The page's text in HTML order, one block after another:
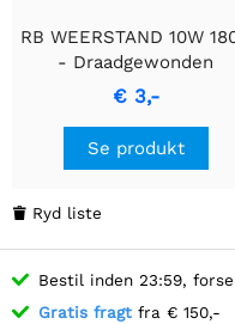
RB WEERSTAND 10W
- Draadgewonden
Cementmodstand
€ 3,-
Se produkt
 Ryd liste
Bestil inden 23:59,
Gratis fragt fra € 150,-